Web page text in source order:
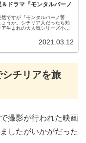
ドラマ『モンタルバーノ
ですが『モンタルバーノ警
うか。シチリア人だったら知
生まれの大人気シリーズ小説
2021.03.12
チリアを旅
撮影が行われた映画
したがいかがだった